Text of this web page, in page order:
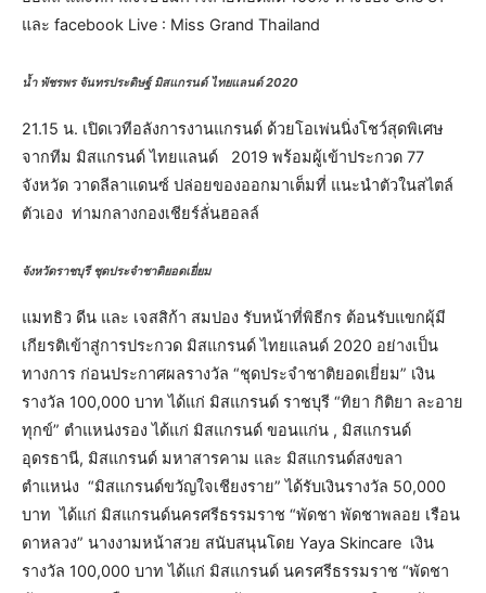
และ facebook Live : Miss Grand Thailand
น้ำ พัชรพร จันทรประดิษฐ์ มิสแกรนด์ ไทยแลนด์ 2020
21.15 น. เปิดเวทีอลังการงานแกรนด์ ด้วยโอเพ่นนิ่งโชว์สุดพิเศษ
จากทีม มิสแกรนด์ ไทยแลนด์ 2019 พร้อมผู้เข้าประกวด 77
จังหวัด วาดลีลาแดนซ์ ปล่อยของออกมาเต็มที่ แนะนำตัวในสไตล์
ตัวเอง ท่ามกลางกองเชียร์ลั่นฮอลล์
จังหวัดราชบุรี ชุดประจำชาติยอดเยี่ยม
แมทธิว ดีน และ เจสสิก้า สมปอง รับหน้าที่พิธีกร ต้อนรับแขกผุ้มี
เกียรติเข้าสู่การประกวด มิสแกรนด์ ไทยแลนด์ 2020 อย่างเป็น
ทางการ ก่อนประกาศผลรางวัล “ชุดประจำชาติยอดเยี่ยม” เงิน
รางวัล 100,000 บาท ได้แก่ มิสแกรนด์ ราชบุรี “ทิยา กิติยา ละอาย
ทุกข์” ตำแหน่งรอง ได้แก่ มิสแกรนด์ ขอนแก่น , มิสแกรนด์
อุดรธานี, มิสแกรนด์ มหาสารคาม และ มิสแกรนด์สงขลา
ตำแหน่ง “มิสแกรนด์ขวัญใจเชียงราย” ได้รับเงินรางวัล 50,000
บาท ได้แก่ มิสแกรนด์นครศรีธรรมราช “พัดชา พัดชาพลอย เรือน
ดาหลวง” นางงามหน้าสวย สนับสนุนโดย Yaya Skincare เงิน
รางวัล 100,000 บาท ได้แก่ มิสแกรนด์ นครศรีธรรมราช “พัดชา